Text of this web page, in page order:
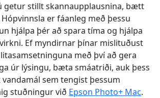
getur stillt skannaupplausnina, bætt
er fáanleg með þessu
hjálpa þér að spara tíma og hjálpa
Ef myndirnar þínar mislituðust
með því að gera
úr lýsingu, bæta smáatriði, auk þess
sem tengist þessum
stuðningur við Epson Photo+ Mac.